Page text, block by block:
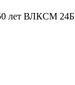
лет ВЛКСМ 24Б